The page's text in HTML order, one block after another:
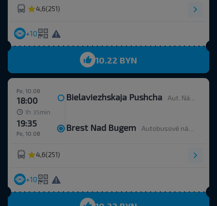
4,6(251)
+10
10.22 BYN
Po, 10.08
18:00 Bielaviezhskaja Pushcha Aut. Nádr.
1h 35 min
Po, 10.08
19:35 Brest Nad Bugem Autobusové nádraží, ulice Ordžonikidze 12.
4,6(251)
+10